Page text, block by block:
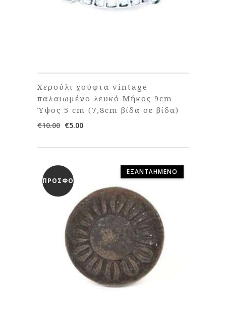
Χερούλι χούφτα vintage
παλαιωμένο λευκό Μήκος 9cm
Ύψος 5 cm (7,8cm βίδα σε βίδα)
€10.00 Original
was:
€5.00Η
τιμή
ΠΡΟΣΦΟΡΆ
ΕΞΑΝΤΛΗΜΈΝΟ